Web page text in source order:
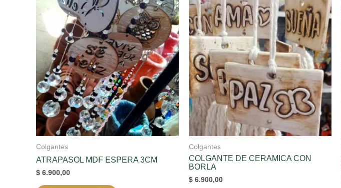
Colgantes
ATRAPASOL MDF ESPERA 3CM
$ 6.900,00
Colgantes
COLGANTE DE CERAMICA CON
BORLA
$ 6.900,00